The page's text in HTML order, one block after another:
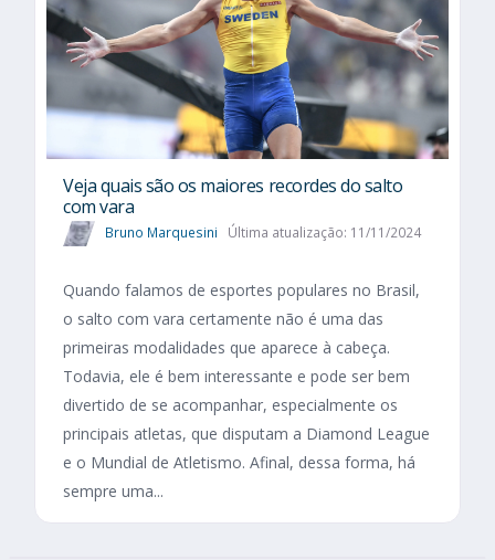
Veja quais são os maiores recordes do salto
com vara
Bruno Marquesini Última atualização: 11/11/2024
Quando falamos de esportes populares no Brasil,
o salto com vara certamente não é uma das
primeiras modalidades que aparece à cabeça.
Todavia, ele é bem interessante e pode ser bem
divertido de se acompanhar, especialmente os
principais atletas, que disputam a Diamond League
e o Mundial de Atletismo. Afinal, dessa forma, há
sempre uma...